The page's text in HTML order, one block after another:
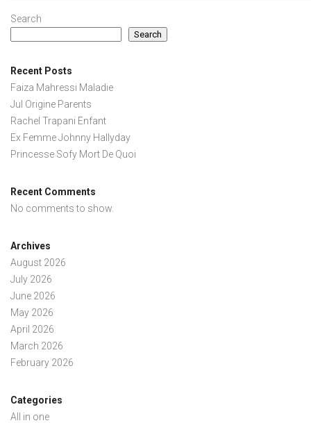
Search
Search
Recent Posts
Faiza Mahressi Maladie
Jul Origine Parents
Rachel Trapani Enfant
Ex Femme Johnny Hallyday
Princesse Sofy Mort De Quoi
Recent Comments
No comments to show.
Archives
August 2026
July 2026
June 2026
May 2026
April 2026
March 2026
February 2026
Categories
All in one